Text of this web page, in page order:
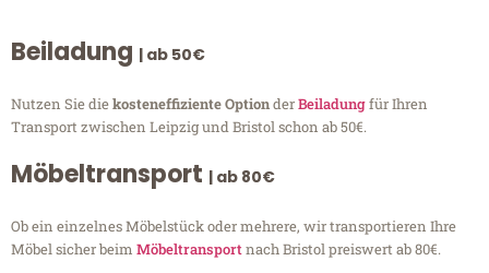
Beiladung | ab 50€
Nutzen Sie diekosteneffiziente OptionderBeiladungfür Ihren
Transport zwischen Leipzig und Bristol schon ab 50€.
Möbeltransport | ab 80€
Ob ein einzelnes Möbelstück oder mehrere, wir transportieren Ihre
Möbel sicher beim Möbeltransportnach Bristol preiswert ab 80€.